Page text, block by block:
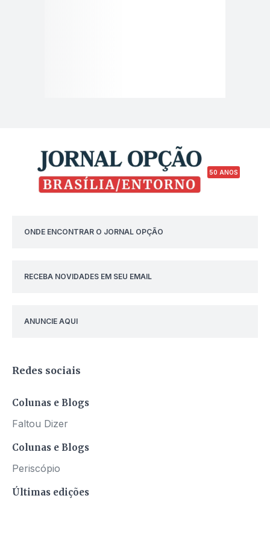
50 ANOS
ONDE ENCONTRAR O JORNAL OPÇÃO
RECEBA NOVIDADES EM SEU EMAIL
ANUNCIE AQUI
Redes sociais
Colunas e Blogs
Faltou Dizer
Colunas e Blogs
Periscópio
Últimas edições